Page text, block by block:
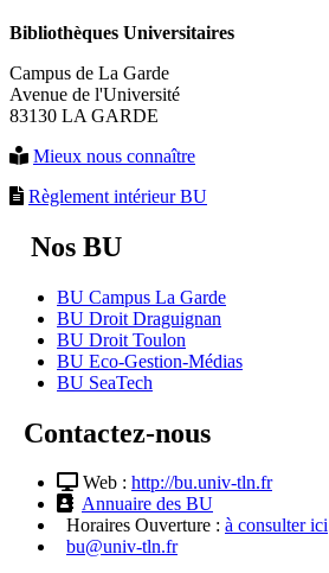
Bibliothèques Universitaires
Campus de La Garde
Avenue de l'Université
83130 LA GARDE
Mieux nous connaître
Règlement intérieur BU
Nos BU
BU Campus La Garde
BU Droit Draguignan
BU Droit Toulon
BU Eco-Gestion-Médias
BU SeaTech
Contactez-nous
Web : http://bu.univ-tln.fr
Annuaire des BU
Horaires Ouverture : à consulter ici
bu@univ-tln.fr